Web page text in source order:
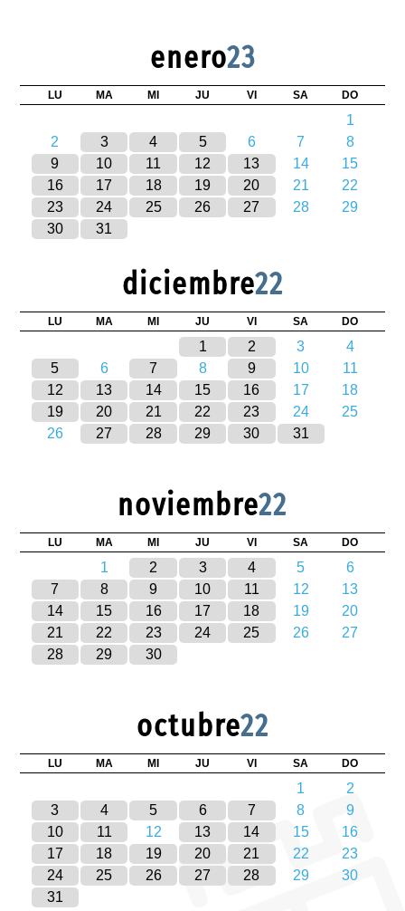
enero23
LU MA MI JU VI SA DO
1
2
3 4 5 6 7
8
9
10 11 12 13 14
15
16
17 18 19 20 21
22
23
24 25 26 27 28
29
30
31
diciembre22
LU MA MI JU VI SA DO
1 2 3
4
5
6 7 8 9 10
11
12
13 14 15 16 17
18
19
20 21 22 23 24
25
26
27 28 29 30 31
noviembre22
LU MA MI JU VI SA DO
1 2 3 4 5
6
7
8 9 10 11 12
13
14
15 16 17 18 19
20
21
22 23 24 25 26
27
28
29 30
octubre22
LU MA MI JU VI SA DO
1
2
3
4 5 6 7 8
9
10
11 12 13 14 15
16
17
18 19 20 21 22
23
24
25 26 27 28 29
30
31